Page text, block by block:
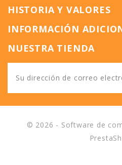
HISTORIA Y VALORES
INFORMACIÓN
NUESTRA TIENDA
© 2026 - Software de